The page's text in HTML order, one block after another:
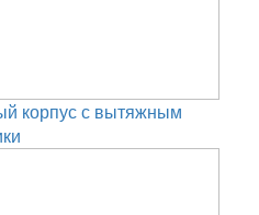
корпус с вытяжным